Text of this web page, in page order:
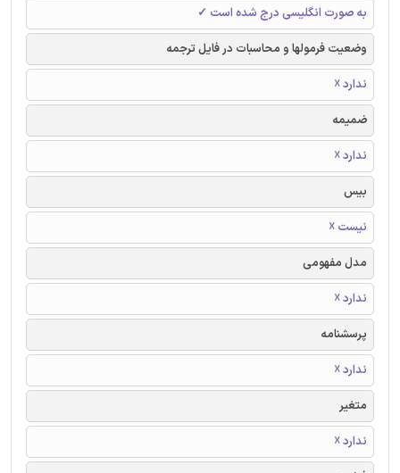
به صورت انگلیسی درج شده است ✓
وضعیت فرمولها و محاسبات در فایل ترجمه
ندارد ☓
ضمیمه
ندارد ☓
بیس
نیست ☓
مدل مفهومی
ندارد ☓
پرسشنامه
ندارد ☓
متغیر
ندارد ☓